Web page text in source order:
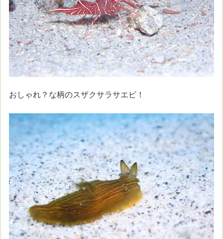
おしゃれ？な柄のスザクサラサエビ！